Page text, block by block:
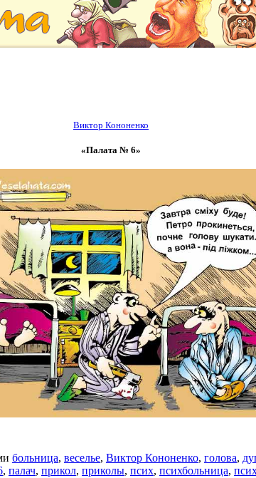
Виктор Кононенко
«Палата № 6»
больница, веселье, Виктор Кононенко, голова,
, палач, прикол, приколы, псих, психбольница,